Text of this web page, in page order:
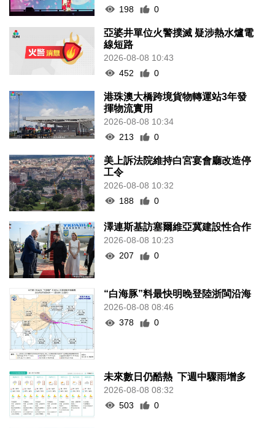
198
0
亞婆井單位火警撲滅 疑涉熱水爐電
線短路
2026-08-08 10:43
452
0
港珠澳大橋跨境貨物轉運站3年發
揮物流實用
2026-08-08 10:34
213
0
美上訴法院維持白宮宴會廳改造停
工令
2026-08-08 10:32
188
0
澤連斯基訪塞爾維亞冀建設性合作
2026-08-08 10:23
207
0
“白海豚”料最快明晚登陸浙閩沿海
2026-08-08 08:46
378
0
未來數日仍酷熱 下週中驟雨增多
2026-08-08 08:32
503
0